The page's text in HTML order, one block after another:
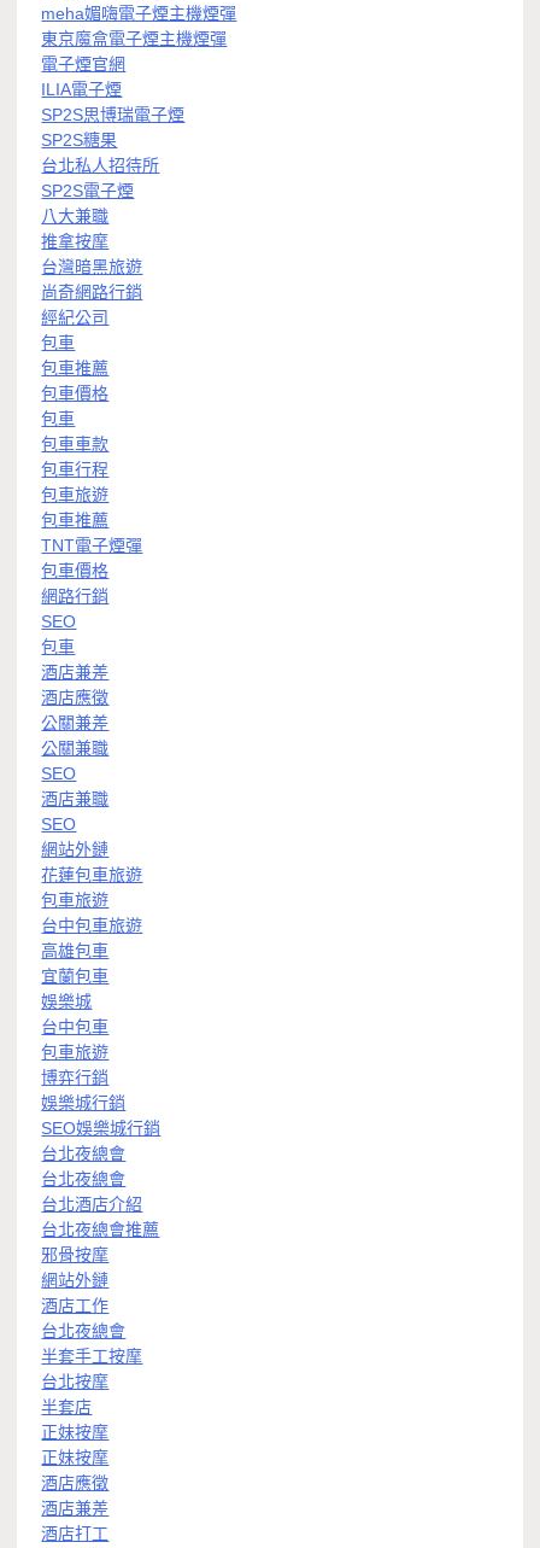
meha媚嗨電子煙主機煙彈
東京魔盒電子煙主機煙彈
電子煙官網
ILIA電子煙
SP2S思博瑞電子煙
SP2S糖果
台北私人招待所
SP2S電子煙
八大兼職
推拿按摩
台灣暗黑旅遊
尚奇網路行銷
經紀公司
包車
包車推薦
包車價格
包車
包車車款
包車行程
包車旅遊
包車推薦
TNT電子煙彈
包車價格
網路行銷
SEO
包車
酒店兼差
酒店應徵
公關兼差
公關兼職
SEO
酒店兼職
SEO
網站外鏈
花蓮包車旅遊
包車旅遊
台中包車旅遊
高雄包車
宜蘭包車
娛樂城
台中包車
包車旅遊
博弈行銷
娛樂城行銷
SEO娛樂城行銷
台北夜總會
台北夜總會
台北酒店介紹
台北夜總會推薦
邪骨按摩
網站外鏈
酒店工作
台北夜總會
半套手工按摩
台北按摩
半套店
正妹按摩
正妹按摩
酒店應徵
酒店兼差
酒店打工